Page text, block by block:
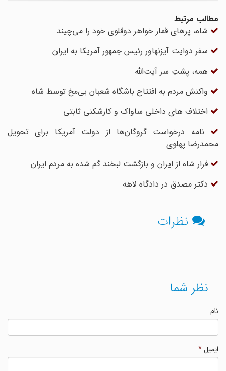
مطالب مرتبط
شاه، پرهای قمار خواهر دوقلوی خود را می‌چیند
سفر دوایت آیزنهاور رئیس جمهور آمریکا به ایران
همه، پشتِ سر آیت‌الله
واکنش مردم به افتتاح باشگاه شعبان بی‌مخ توسط شاه
اختلاف های داخلی ساواک و کارشکنی ثابتی
نامه درخواست گروگان‌ها از دولت آمریکا برای تحویل
محمدرضا پهلوی
فرار شاه از ایران و بازگشت لبخند گم شده به مردم ایران
دکتر مصدق در دادگاه لاهه
نظرات
نظر شما
ایمیل*